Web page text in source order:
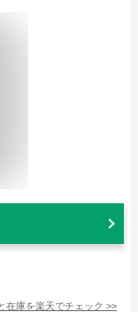
在庫を楽天でチェック >>